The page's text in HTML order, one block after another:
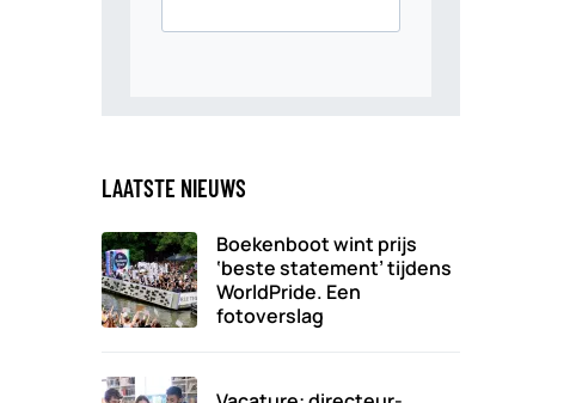
LAATSTE NIEUWS
Boekenboot wint prijs
‘beste statement’ tijdens
WorldPride. Een
fotoverslag